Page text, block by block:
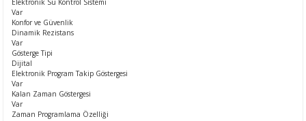
Elektronik Su Kontrol Sistemi
Var
Konfor ve Güvenlik
Dinamik Rezistans
Var
Gösterge Tipi
Dijital
Elektronik Program Takip Göstergesi
Var
Kalan Zaman Göstergesi
Var
Zaman Programlama Özelliği